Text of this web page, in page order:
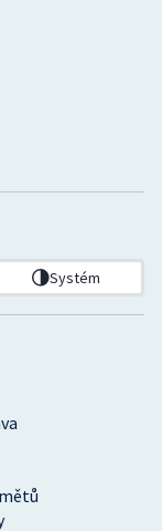
Systém